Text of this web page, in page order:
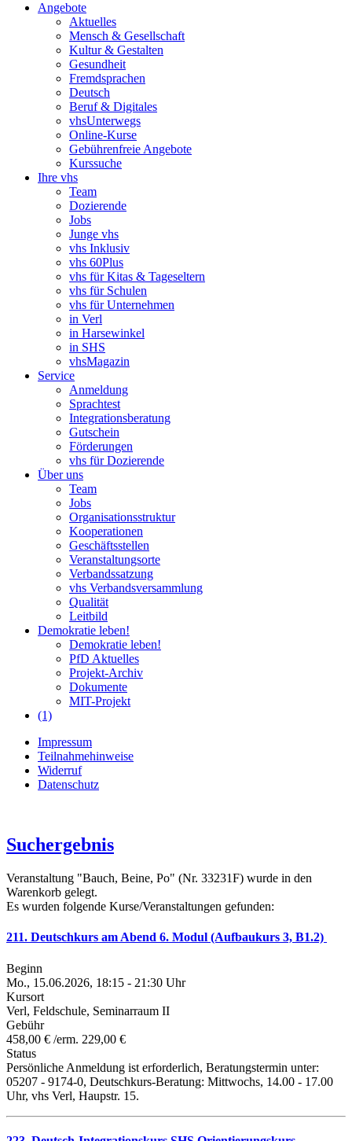
Angebote
Aktuelles
Mensch & Gesellschaft
Kultur & Gestalten
Gesundheit
Fremdsprachen
Deutsch
Beruf & Digitales
vhsUnterwegs
Online-Kurse
Gebührenfreie Angebote
Kurssuche
Ihre vhs
Team
Dozierende
Jobs
Junge vhs
vhs Inklusiv
vhs 60Plus
vhs für Kitas & Tageseltern
vhs für Schulen
vhs für Unternehmen
in Verl
in Harsewinkel
in SHS
vhsMagazin
Service
Anmeldung
Sprachtest
Integrationsberatung
Gutschein
Förderungen
vhs für Dozierende
Über uns
Team
Jobs
Organisationsstruktur
Kooperationen
Geschäftsstellen
Veranstaltungsorte
Verbandssatzung
vhs Verbandsversammlung
Qualität
Leitbild
Demokratie leben!
Demokratie leben!
PfD Aktuelles
Projekt-Archiv
Dokumente
MIT-Projekt
(1)
Impressum
Teilnahmehinweise
Widerruf
Datenschutz
Suchergebnis
Veranstaltung "Bauch, Beine, Po" (Nr. 33231F) wurde in den
Warenkorb gelegt.
Es wurden folgende Kurse/Veranstaltungen gefunden:
211. Deutschkurs am Abend 6. Modul (Aufbaukurs 3, B1.2)
Beginn
Mo., 15.06.2026, 18:15 - 21:30 Uhr
Kursort
Verl, Feldschule, Seminarraum II
Gebühr
458,00 € /erm. 229,00 €
Status
Persönliche Anmeldung ist erforderlich, Beratungstermin unter:
05207 - 9174-0, Deutschkurs-Beratung: Mittwochs, 14.00 - 17.00
Uhr, vhs Verl, Haupstr. 15.